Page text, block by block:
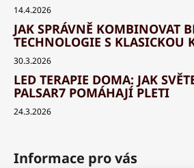
14.4.2026
JAK SPRÁVNĚ KOMBINOVAT
TECHNOLOGIE S KLASICKOU
30.3.2026
LED TERAPIE DOMA: JAK
PALSAR7 POMÁHAJÍ PLETI
24.3.2026
Informace pro vás